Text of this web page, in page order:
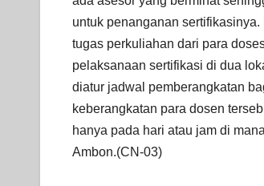
untuk penanganan
tugas perkuliahan dari para
pelaksanaan sertifikasi di dua
diatur jadwal pemberangkatan
keberangkatan para dosen
hanya pada hari atau jam di
Ambon.(CN-03)